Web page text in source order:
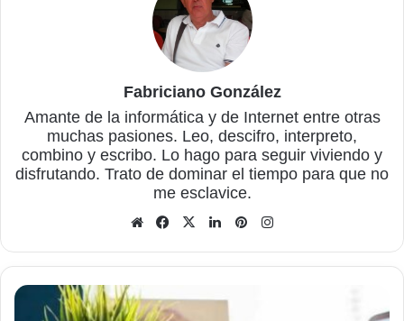
Fabriciano González
Amante de la informática y de Internet entre otras
muchas pasiones. Leo, descifro, interpreto,
combino y escribo. Lo hago para seguir viviendo y
disfrutando. Trato de dominar el tiempo para que no
me esclavice.
Sitio
Facebook
X LinkedInPinterest
Procesos